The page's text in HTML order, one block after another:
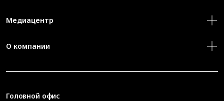
Медиацентр
О компании
Головной офис